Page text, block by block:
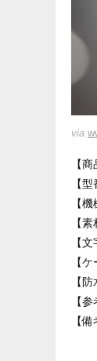
via
【
【
【
【
【
【
【
【
【